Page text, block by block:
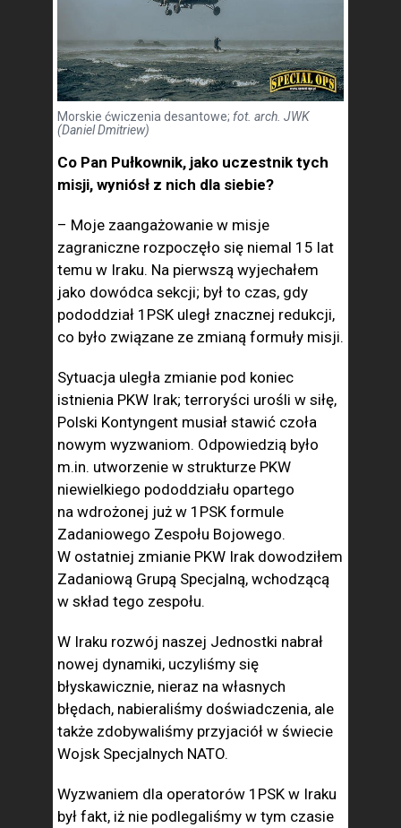
Morskie ćwiczenia desantowe; fot. arch. JWK
(Daniel Dmitriew)
Co Pan Pułkownik, jako uczestnik tych
misji, wyniósł z nich dla siebie?
– Moje zaangażowanie w misje
zagraniczne rozpoczęło się niemal 15 lat
temu w Iraku. Na pierwszą wyjechałem
jako dowódca sekcji; był to czas, gdy
pododdział 1PSK uległ znacznej redukcji,
co było związane ze zmianą formuły misji.
Sytuacja uległa zmianie pod koniec
istnienia PKW Irak; terroryści urośli w siłę,
Polski Kontyngent musiał stawić czoła
nowym wyzwaniom. Odpowiedzią było
m.in. utworzenie w strukturze PKW
niewielkiego pododdziału opartego
na wdrożonej już w 1PSK formule
Zadaniowego Zespołu Bojowego.
W ostatniej zmianie PKW Irak dowodziłem
Zadaniową Grupą Specjalną, wchodzącą
w skład tego zespołu.
W Iraku rozwój naszej Jednostki nabrał
nowej dynamiki, uczyliśmy się
błyskawicznie, nieraz na własnych
błędach, nabieraliśmy doświadczenia, ale
także zdobywaliśmy przyjaciół w świecie
Wojsk Specjalnych NATO.
Wyzwaniem dla operatorów 1PSK w Iraku
był fakt, iż nie podlegaliśmy w tym czasie